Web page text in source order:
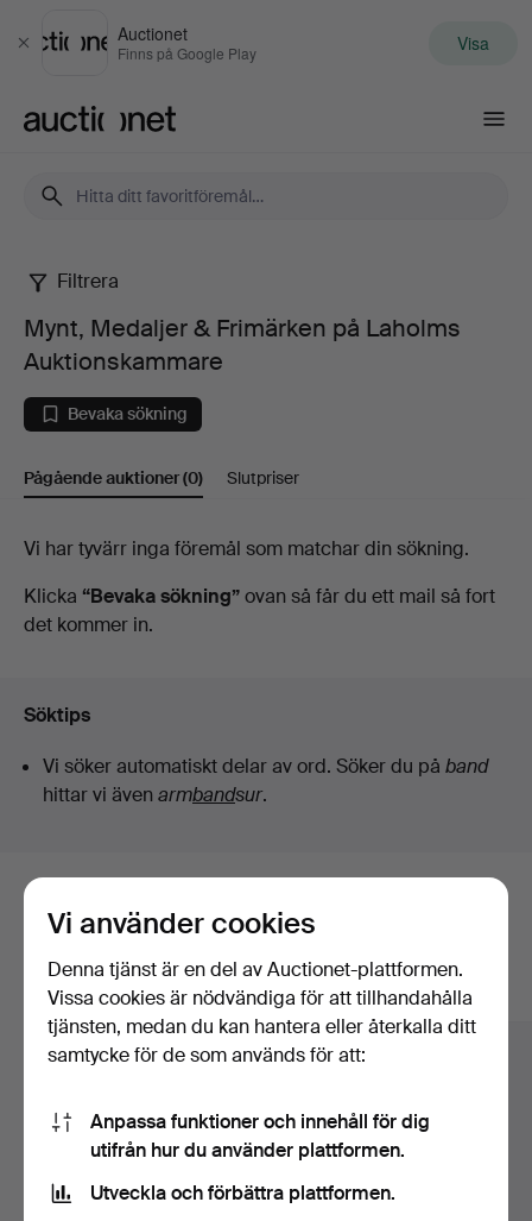
Stäng
Auctionet
Finns på Google Play Visa
Mynt,
Medaljer
&
Frimärken
Laholms
Auktionskammare
Filtrera
Mynt, Medaljer & Frimärken på Laholms
Auktionskammare
Bevaka sökning
Pågående auktioner(0) Slutpriser
Pågående
auktioner
Vi har tyvärr inga föremål som matchar din sökning.
Klicka “Bevaka sökning”ovan så får du ett mail så fort
det kommer in.
Söktips
Vi söker automatiskt delar av ord. Söker du på band
hittar vi även armbandsur.
Här är föremål från vårt arkiv som
matchar din sökning
Visa alla föremål
Vi använder cookies
Denna tjänst är en del av Auctionet-plattformen.
Vissa cookies är nödvändiga för att tillhandahålla
tjänsten, medan du kan hantera eller återkalla ditt
samtycke för de som används för att:
Anpassa funktioner och innehåll för dig
utifrån hur du använder plattformen.
Utveckla och förbättra plattformen.